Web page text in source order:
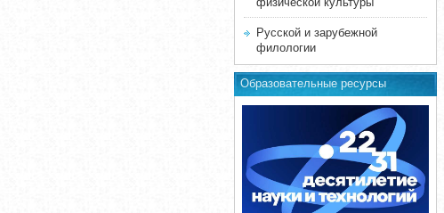
Русской и зарубежной
филологии
Образовательные ресурсы